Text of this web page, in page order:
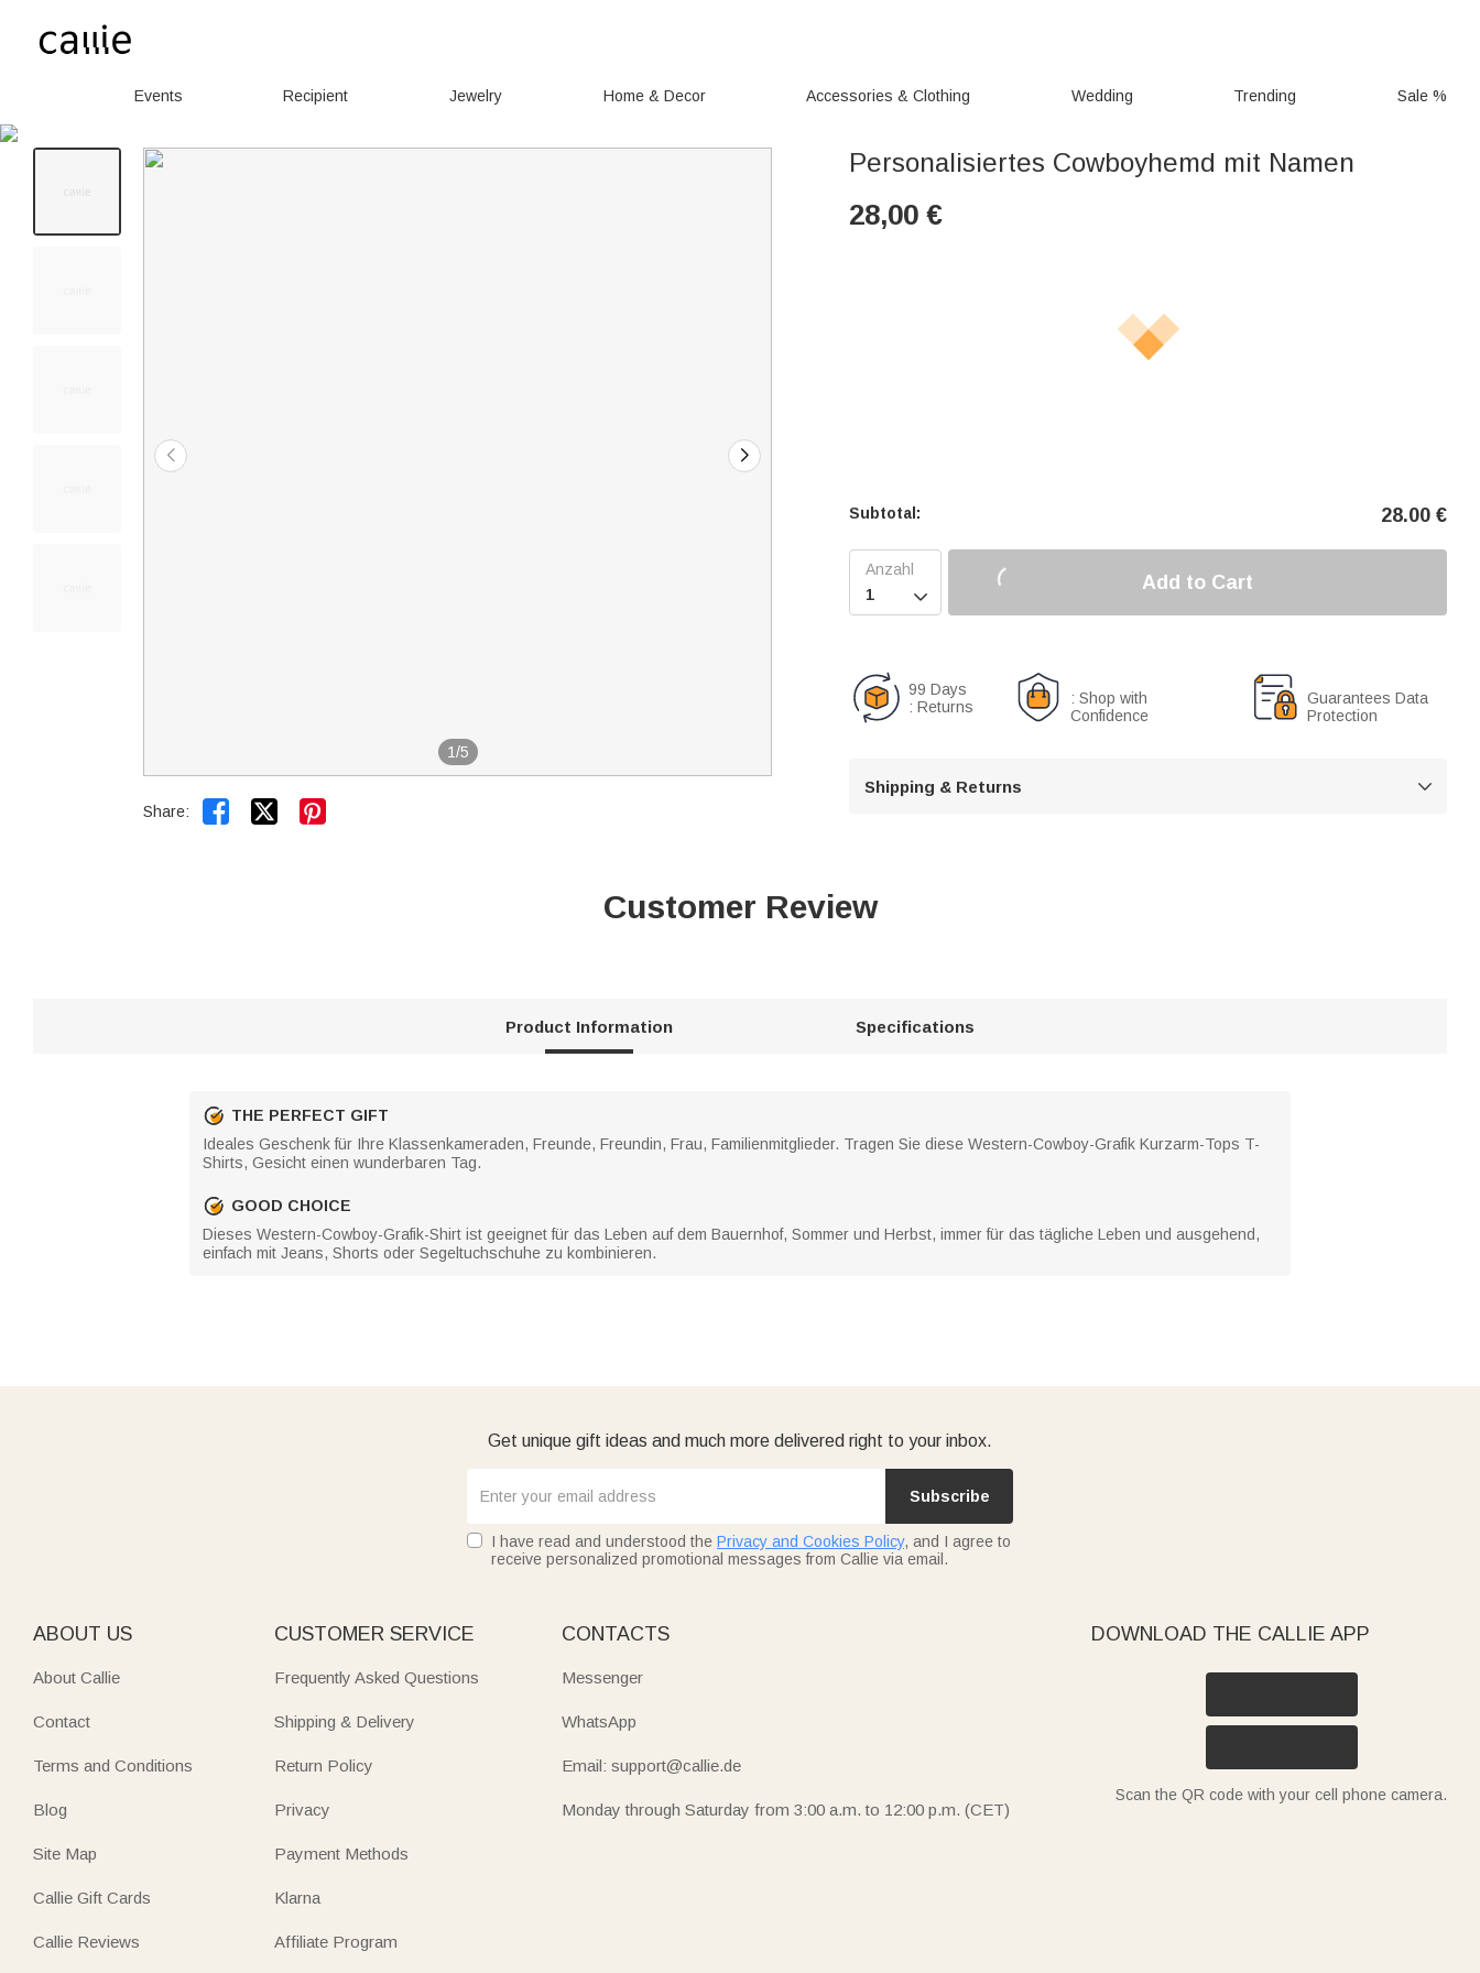
Events Recipient Jewelry Home & Decor Accessories & Clothing Wedding Trending Sale %
1/5
Share:  
Personalisiertes Cowboyhemd mit Namen
28,00 €
Subtotal: 28.00 €

Add to Cart
99 Days
: Returns
: Shop with
Confidence
Guarantees Data
Protection
Shipping & Returns 
Customer Review
Product Information Specifications
THE PERFECT GIFT
Ideales Geschenk für Ihre Klassenkameraden, Freunde, Freundin, Frau, Familienmitglieder. Tragen Sie diese Western-Cowboy-Grafik Kurzarm-Tops T-
Shirts, Gesicht einen wunderbaren Tag.
GOOD CHOICE
Dieses Western-Cowboy-Grafik-Shirt ist geeignet für das Leben auf dem Bauernhof, Sommer und Herbst, immer für das tägliche Leben und ausgehend,
einfach mit Jeans, Shorts oder Segeltuchschuhe zu kombinieren.
Get unique gift ideas and much more delivered right to your inbox.
Subscribe
I have read and understood the Privacy and Cookies Policy, and I agree to
receive personalized promotional messages from Callie via email.
ABOUT US
About Callie
Contact
Terms and Conditions
Blog
Site Map
Callie Gift Cards
Callie Reviews
CUSTOMER SERVICE
Frequently Asked Questions
Shipping & Delivery
Return Policy
Privacy
Payment Methods
Klarna
Affiliate Program
CONTACTS
Messenger
WhatsApp
Email: support@callie.de
Monday through Saturday from 3:00 a.m. to 12:00 p.m. (CET)
DOWNLOAD THE CALLIE APP
Scan the QR code with your cell phone camera.